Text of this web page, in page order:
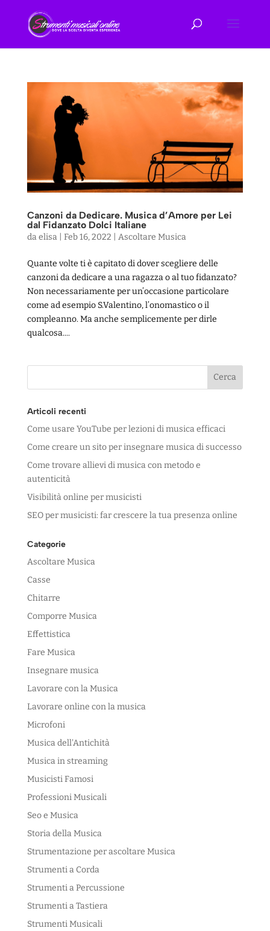
Canzoni da Dedicare. Musica d’Amore per Lei
dal Fidanzato Dolci Italiane
daelisa| Feb 16, 2022 Ascoltare Musica
Quante volte ti è capitato di dover scegliere delle
canzoni da dedicare a una ragazza o al tuo fidanzato?
Non necessariamente per un’occasione particolare
come ad esempio S.Valentino, l’onomastico o il
compleanno. Ma anche semplicemente per dirle
qualcosa....
Articoli recenti
Come usare YouTube per lezioni di musica efficaci
Come creare un sito per insegnare musica di successo
Come trovare allievi di musica con metodo e
autenticità
Visibilità online per musicisti
SEO per musicisti: far crescere la tua presenza online
Categorie
Ascoltare Musica
Casse
Chitarre
Comporre Musica
Effettistica
Fare Musica
Insegnare musica
Lavorare con la Musica
Lavorare online con la musica
Microfoni
Musica dell'Antichità
Musica in streaming
Musicisti Famosi
Professioni Musicali
Seo e Musica
Storia della Musica
Strumentazione per ascoltare Musica
Strumenti a Corda
Strumenti a Percussione
Strumenti a Tastiera
Strumenti Musicali